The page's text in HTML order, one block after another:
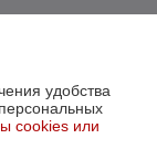
удобства
cookies или